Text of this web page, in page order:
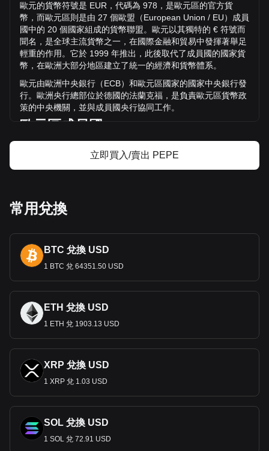
透過 Bitget 了解更多 Pepe 相關資訊
Pepe 價格
Pepe價格預測
什麼是 Pepe（PEPE）？
Pepe 收益計算器
歐元的貨幣符號是 EUR ，代碼為 978 ，是歐元區的官方貨
幣，而歐元區則是由 27 個歐盟（European Union / EU）成員
國中的 20 個國家組成的貨幣聯盟。歐元以其獨特的 € 符號而
聞名，是全球主流貨幣之一，在國際金融和貿易中發揮著舉足
輕重的作用。它於 1999 年推出，此後取代了成員國的國家貨
幣，在歐洲大部分地區建立了統一的經濟和貨幣體系。
歐元由歐洲中央銀行（ECB）和歐元區國家的國家中央銀行發
行。歐洲央行總部位於德國的法蘭克福，是負責歐元區貨幣政
策的中央機關，並與成員國央行協同工作。
歐元區成員國
斯、愛沙尼亞、芬蘭、法國、德國、希臘、愛爾蘭、義大利、
拉脫維亞、立陶宛、盧森堡、馬爾他、荷蘭、葡萄牙、斯洛伐
歐元的發展歷史為何？
實體的歐元紙幣和硬幣於
歐洲經濟整合邁出的一大步。該貨幣最初於
於電子轉帳和會計用途，以1:1
（ECU）。
歐元的紙鈔和硬幣
歐元紙幣和硬幣於
區使用的貨幣）的實體代表。這些紙幣有七種面額（
10歐元、20歐元、50歐元、100歐元、200歐元和500歐
意避免出現各成員國的象徵建築，以維護中立性。另一方面，
歐元硬幣有八種面額（1
定貨幣。
歐元是世界上最常用的貨幣嗎？
立即買入/賣出 PEPE
常用兌換
BTC 兌換 USD
1 BTC 兌 64351.50 USD
ETH 兌換 USD
1 ETH 兌 1903.13 USD
XRP 兌換 USD
1 XRP 兌 1.03 USD
SOL 兌換 USD
1 SOL 兌 72.91 USD